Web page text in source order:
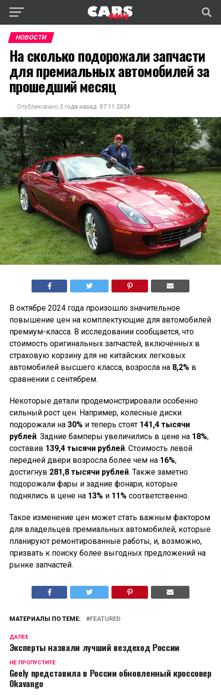
НОВОСТИ
На сколько подорожали запчасти
для премиальных автомобилей за
прошедший месяц
Опубликовано 2 года назад 07.11.2024
В октябре 2024 года произошло значительное
повышение цен на комплектующие для автомобилей
премиум-класса. В исследовании сообщается, что
стоимость оригинальных запчастей, включённых в
страховую корзину для не китайских легковых
автомобилей высшего класса, возросла на 8,2% в
сравнении с сентябрем.
Некоторые детали продемонстрировали особенно
сильный рост цен. Например, колесные диски
подорожали на 30% и теперь стоят 141,4 тысячи
рублей. Задние бамперы увеличились в цене на 18%,
составив 139,4 тысячи рублей. Стоимость левой
передней двери возросла более чем на 16%,
достигнув 281,8 тысячи рублей. Также заметно
подорожали фары и задние фонари, которые
поднялись в цене на 13% и 11% соответственно.
Такое изменение цен может стать важным фактором
для владельцев премиальных автомобилей, которые
планируют ремонтированные работы, и, возможно,
призвать к поиску более выгодных предложений на
рынке запчастей.
МАТЕРИАЛЫ ПО ТЕМЕ: FEATURED
ДАЛЕЕ
Эксперты назвали лучший вездеход России
НЕ ПРОПУСТИТЕ
Geely представила в России обновленный кроссовер
Okavango